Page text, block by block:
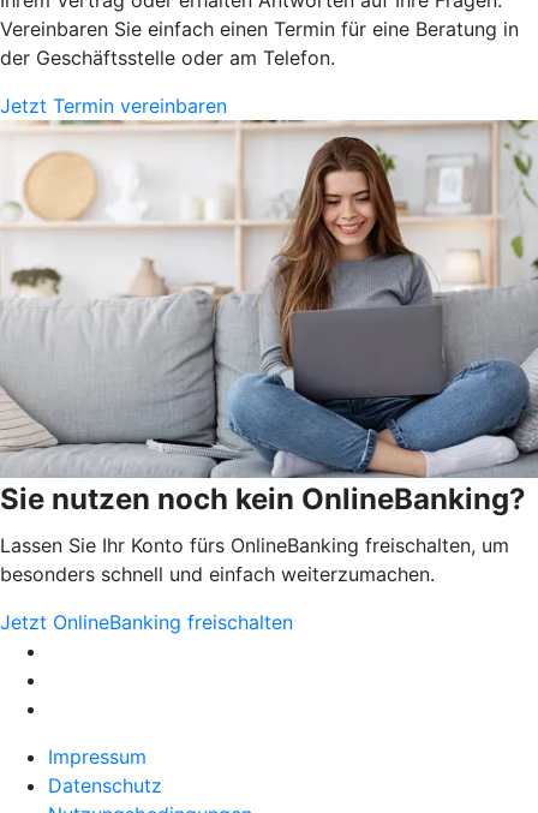
Vereinbaren Sie einfach einen Termin für eine Beratung in
der Geschäftsstelle oder am Telefon.
Jetzt Termin vereinbaren
Sie nutzen noch kein OnlineBanking?
Lassen Sie Ihr Konto fürs OnlineBanking freischalten, um
besonders schnell und einfach weiterzumachen.
Jetzt OnlineBanking freischalten
Impressum
Datenschutz